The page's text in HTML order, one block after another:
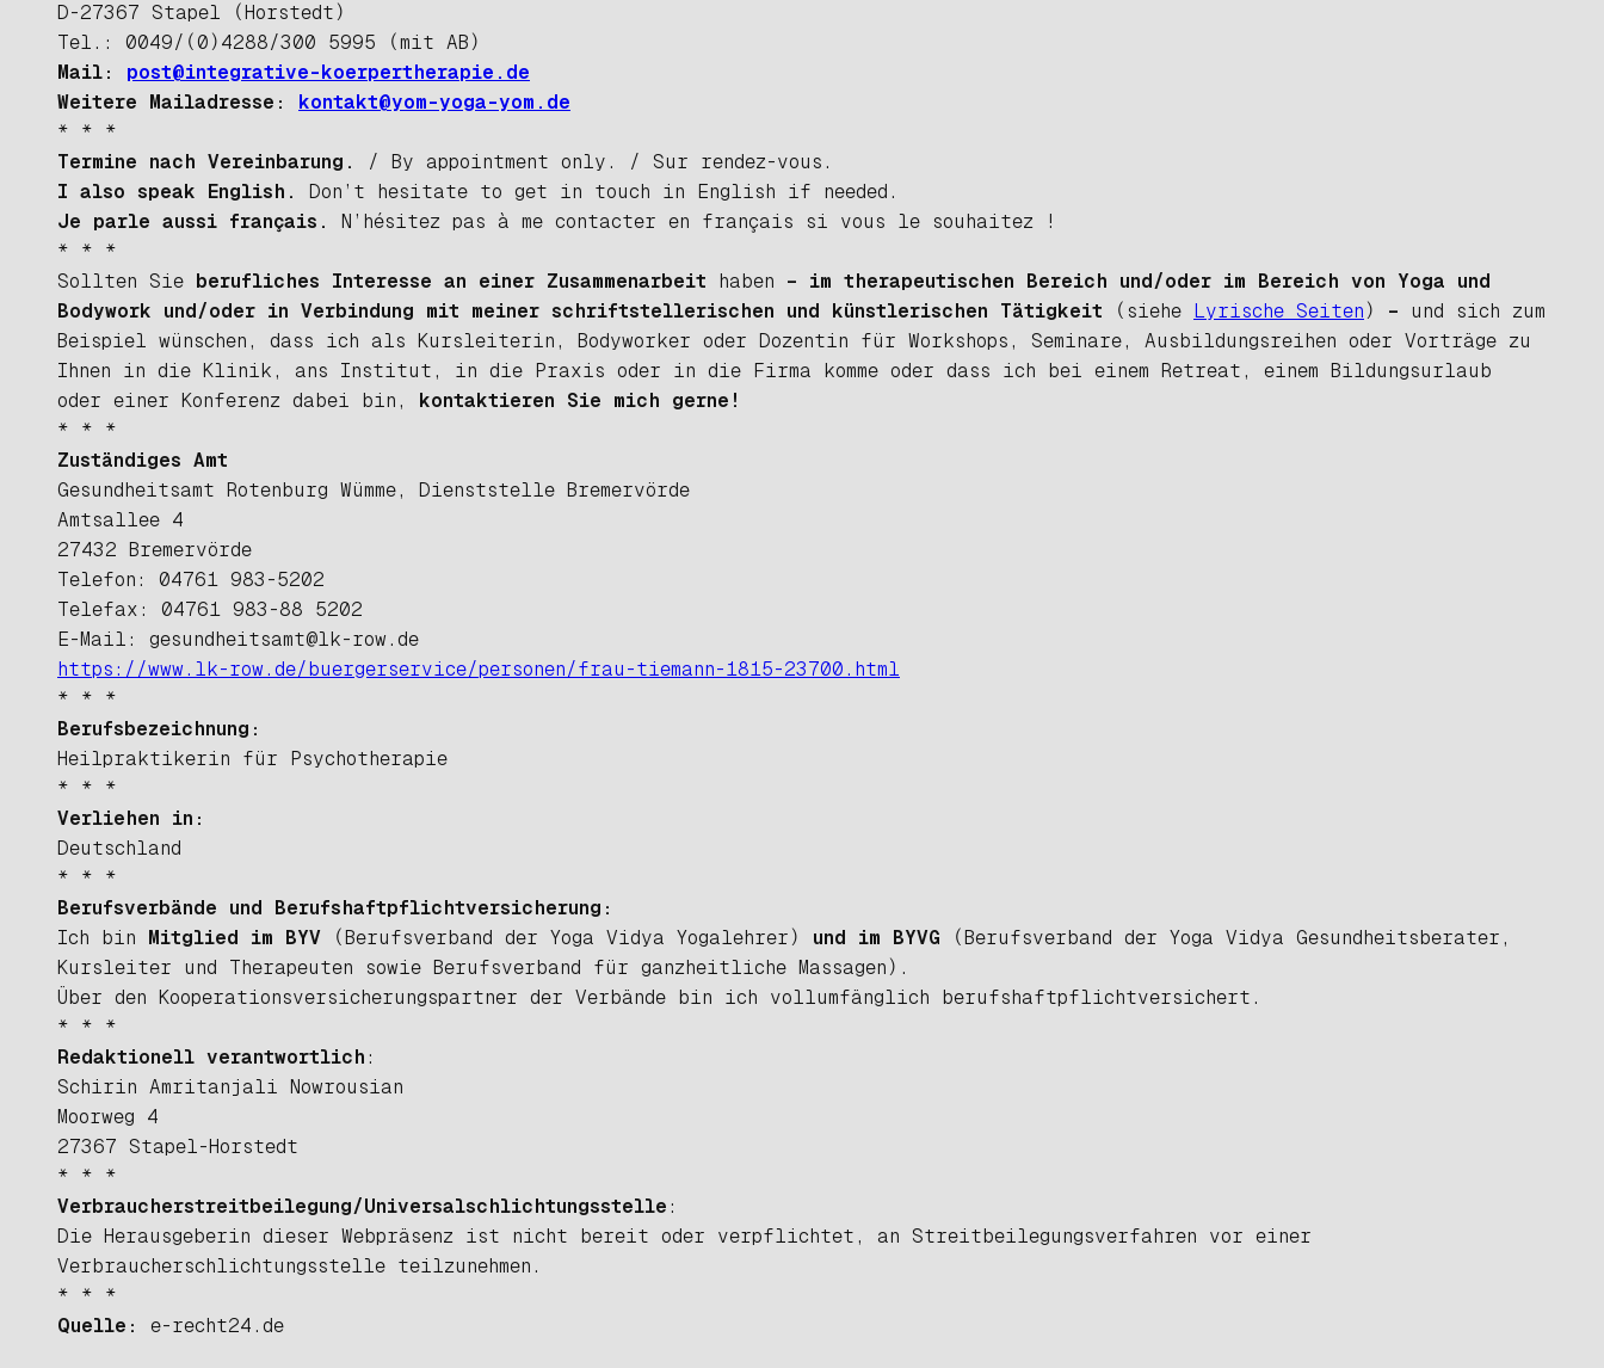
D-27367 Stapel (Horstedt)
Tel.: 0049/(0)4288/300 5995 (mit AB)
Mail: post@integrative-koerpertherapie.de
Weitere Mailadresse:
kontakt@yom-yoga-yom.de
* * *
Termine nach Vereinbarung.
/ By appointment only. / Sur rendez-vous.
I also speak English.
Don’t hesitate to get in touch in English if needed.
Je parle aussi français.
N’hésitez pas à me contacter en français si vous le souhaitez !
* * *
Sollten Sie
berufliches Interesse an einer Zusammenarbeit haben – im therapeutischen Bereich und/oder im Bereich von Yoga und
Bodywork und/oder in Verbindung mit meiner schriftstellerischen und künstlerischen Tätigkeit
(siehe Lyrische Seiten ) – und sich zum
Beispiel wünschen, dass ich als Kursleiterin, Bodyworker oder Dozentin für Workshops, Seminare, Ausbildungsreihen oder Vorträge zu
Ihnen in die Klinik, ans Institut, in die Praxis oder in die Firma komme oder dass ich bei einem Retreat, einem Bildungsurlaub
oder einer Konferenz dabei bin,
kontaktieren Sie mich gerne!
* * *
Zuständiges Amt
Gesundheitsamt Rotenburg Wümme, Dienststelle Bremervörde
Amtsallee 4
27432 Bremervörde
Telefon: 04761 983-5202
Telefax: 04761 983-88 5202
E-Mail: gesundheitsamt@lk-row.de
https://www.lk-row.de/buergerservice/personen/frau-tiemann-1815-23700.html
* * *
Berufsbezeichnung:
Heilpraktikerin für Psychotherapie
* * *
Verliehen in:
Deutschland
* * *
Berufsverbände und Berufshaftpflichtversicherung:
Ich bin
Mitglied im BYV (Berufsverband der Yoga Vidya Yogalehrer) und im BYVG
(Berufsverband der Yoga Vidya Gesundheitsberater,
Kursleiter und Therapeuten
sowie Berufsverband für ganzheitliche Massagen).
Über den Kooperationsversicherungspartner der Verbände bin ich vollumfänglich berufshaftpflichtversichert.
* * *
Redaktionell verantwortlich :
Schirin Amritanjali Nowrousian
Moorweg 4
27367 Stapel-Horstedt
* * *
Verbraucherstreitbeilegung/Universalschlichtungsstelle :
Die Herausgeberin dieser Webpräsenz ist nicht bereit oder verpflichtet, an Streitbeilegungsverfahren vor einer
Verbraucherschlichtungsstelle teilzunehmen.
* * *
Quelle:
e-recht24.de